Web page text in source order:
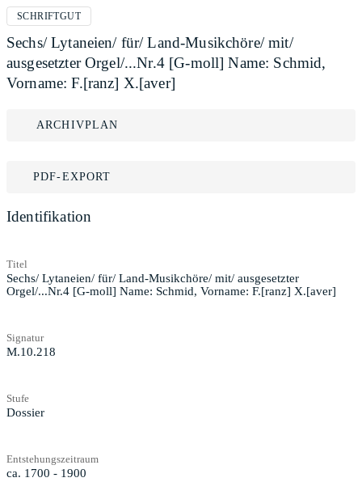
SCHRIFTGUT
Sechs/ Lytaneien/ für/ Land-Musikchöre/ mit/
ausgesetzter Orgel/...Nr.4 [G-moll] Name: Schmid,
Vorname: F.[ranz] X.[aver]
ARCHIVPLAN
PDF-EXPORT
Identifikation
Titel
Sechs/ Lytaneien/ für/ Land-Musikchöre/ mit/ ausgesetzter
Orgel/...Nr.4 [G-moll] Name: Schmid, Vorname: F.[ranz] X.[aver]
Signatur
M.10.218
Stufe
Dossier
Entstehungszeitraum
ca. 1700 - 1900